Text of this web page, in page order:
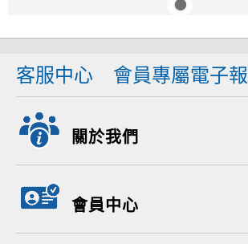
客服中心 會員專屬電子報
關於我們
會員中心